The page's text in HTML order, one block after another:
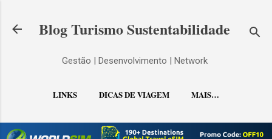
Blog Turismo Sustentabilidade
Gestão | Desenvolvimento | Network
LINKS DICAS DE VIAGEM MAIS…
CONTATO